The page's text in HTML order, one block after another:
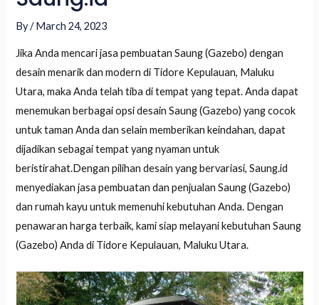
By/March 24, 2023
Jika Anda mencari jasa pembuatan Saung (Gazebo) dengan
desain menarik dan modern di Tidore Kepulauan, Maluku
Utara, maka Anda telah tiba di tempat yang tepat. Anda dapat
menemukan berbagai opsi desain Saung (Gazebo) yang cocok
untuk taman Anda dan selain memberikan keindahan, dapat
dijadikan sebagai tempat yang nyaman untuk
beristirahat.Dengan pilihan desain yang bervariasi, Saung.id
menyediakan jasa pembuatan dan penjualan Saung (Gazebo)
dan rumah kayu untuk memenuhi kebutuhan Anda. Dengan
penawaran harga terbaik, kami siap melayani kebutuhan Saung
(Gazebo) Anda di Tidore Kepulauan, Maluku Utara.